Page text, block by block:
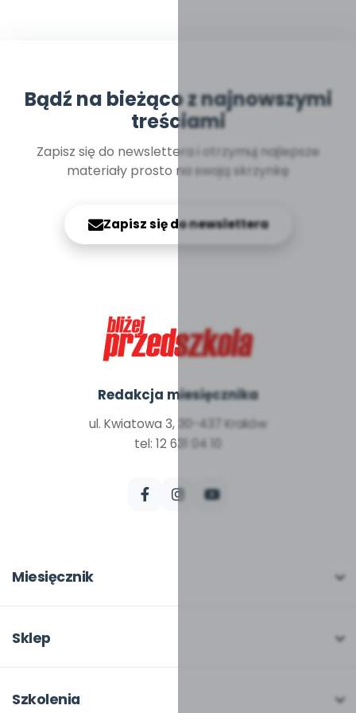
Bądź na bieżąco z najnowszymi
treściami
Zapisz się do newslettera i otrzymuj najlepsze
materiały prosto na swoją skrzynkę
Zapisz się do newslettera
Redakcja miesięcznika
ul. Kwiatowa 3, 30-437 Kraków
tel: 12 631 04 10
Miesięcznik
W numerze
Pomoce dydaktyczne
Sklep
Moje zakupy
Szkolenia